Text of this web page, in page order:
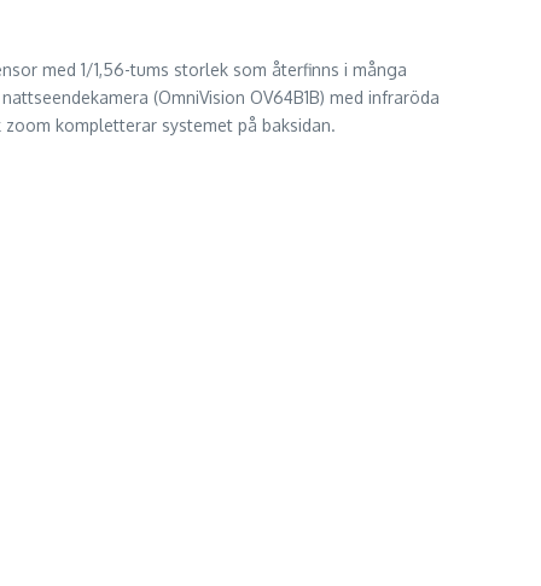
med 1/1,56-tums storlek som återfinns i många
(OmniVision OV64B1B) med infraröda
kompletterar systemet på baksidan.